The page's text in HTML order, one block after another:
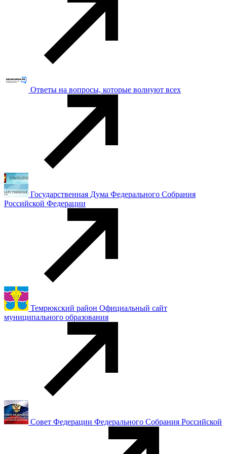
Ответы на вопросы, которые волнуют всех
Государственная Дума Федерального Собрания
Российской Федерации
Темрюкский район Официальный сайт
муниципального образования
Совет Федерации Федерального Собрания Российской